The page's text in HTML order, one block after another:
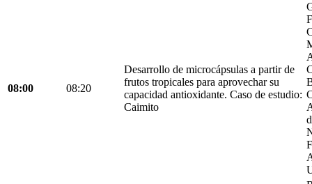
08:00 08:20
Desarrollo de microcápsulas a partir de
frutos tropicales para aprovechar su
capacidad antioxidante. Caso de estudio:
Caimito